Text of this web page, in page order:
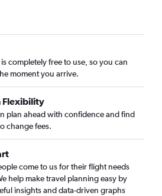
completely free to use, so you can
moment you arrive.
Flexibility
plan ahead with confidence and find
change fees.
come to us for their flight needs
help make travel planning easy by
insights and data-driven graphs